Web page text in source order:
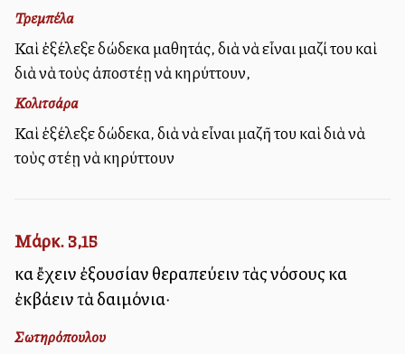
Τρεμπέλα
Καὶ ἐξέλεξε δώδεκα μαθητάς, διὰ νὰ εἶναι μαζί του καὶ
διὰ νὰ τοὺς ἀποστέλλῃ νὰ κηρύττουν,
Κολιτσάρα
Καὶ ἐξέλεξε δώδεκα, διὰ νὰ εἶναι μαζῆ του καὶ διὰ νὰ
τοὺς στέλλῃ νὰ κηρύττουν
Μάρκ. 3,15
καὶ ἔχειν ἐξουσίαν θεραπεύειν τὰς νόσους καὶ
ἐκβάλλειν τὰ δαιμόνια·
Σωτηρόπουλου